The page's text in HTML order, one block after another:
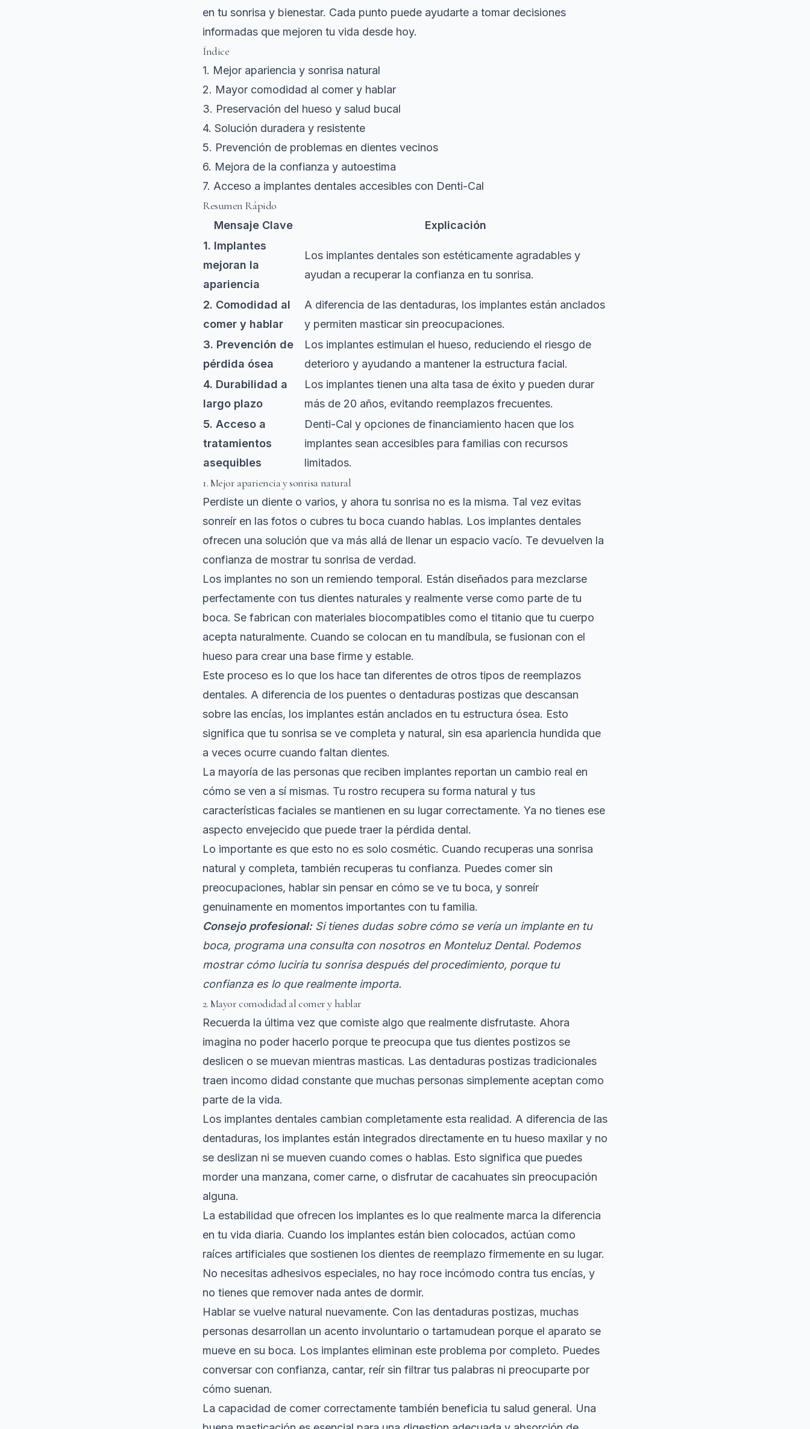
en tu sonrisa y bienestar. Cada punto puede ayudarte a tomar decisiones
informadas que mejoren tu vida desde hoy.
Índice
1. Mejor apariencia y sonrisa natural
2. Mayor comodidad al comer y hablar
3. Preservación del hueso y salud bucal
4. Solución duradera y resistente
5. Prevención de problemas en dientes vecinos
6. Mejora de la confianza y autoestima
7. Acceso a implantes dentales accesibles con Denti-Cal
Resumen Rápido
Mensaje Clave
Explicación
1. Implantes
mejoran la
apariencia
Los implantes dentales son estéticamente agradables y
ayudan a recuperar la confianza en tu sonrisa.
2. Comodidad al
comer y hablar
A diferencia de las dentaduras, los implantes están anclados
y permiten masticar sin preocupaciones.
3. Prevención de
pérdida ósea
Los implantes estimulan el hueso, reduciendo el riesgo de
deterioro y ayudando a mantener la estructura facial.
4. Durabilidad a
largo plazo
Los implantes tienen una alta tasa de éxito y pueden durar
más de 20 años, evitando reemplazos frecuentes.
5. Acceso a
tratamientos
asequibles
Denti-Cal y opciones de financiamiento hacen que los
implantes sean accesibles para familias con recursos
limitados.
1. Mejor apariencia y sonrisa natural
Perdiste un diente o varios, y ahora tu sonrisa no es la misma. Tal vez evitas
sonreír en las fotos o cubres tu boca cuando hablas. Los implantes dentales
ofrecen una solución que va más allá de llenar un espacio vacío. Te devuelven la
confianza de mostrar tu sonrisa de verdad.
Los implantes no son un remiendo temporal. Están diseñados para mezclarse
perfectamente con tus dientes naturales y realmente verse como parte de tu
boca. Se fabrican con materiales biocompatibles como el titanio que tu cuerpo
acepta naturalmente. Cuando se colocan en tu mandíbula, se fusionan con el
hueso para crear una base firme y estable.
Este proceso es lo que los hace tan diferentes de otros tipos de reemplazos
dentales. A diferencia de los puentes o dentaduras postizas que descansan
sobre las encías, los implantes están anclados en tu estructura ósea. Esto
significa que tu sonrisa se ve completa y natural, sin esa apariencia hundida que
a veces ocurre cuando faltan dientes.
La mayoría de las personas que reciben implantes reportan un cambio real en
cómo se ven a sí mismas. Tu rostro recupera su forma natural y tus
características faciales se mantienen en su lugar correctamente. Ya no tienes ese
aspecto envejecido que puede traer la pérdida dental.
Lo importante es que esto no es solo cosmétic. Cuando recuperas una sonrisa
natural y completa, también recuperas tu confianza. Puedes comer sin
preocupaciones, hablar sin pensar en cómo se ve tu boca, y sonreír
genuinamente en momentos importantes con tu familia.
Consejo profesional: Si tienes dudas sobre cómo se vería un implante en tu
boca, programa una consulta con nosotros en Monteluz Dental. Podemos
mostrar cómo luciría tu sonrisa después del procedimiento, porque tu
confianza es lo que realmente importa.
2. Mayor comodidad al comer y hablar
Recuerda la última vez que comiste algo que realmente disfrutaste. Ahora
imagina no poder hacerlo porque te preocupa que tus dientes postizos se
deslicen o se muevan mientras masticas. Las dentaduras postizas tradicionales
traen incomo didad constante que muchas personas simplemente aceptan como
parte de la vida.
Los implantes dentales cambian completamente esta realidad. A diferencia de las
dentaduras, los implantes están integrados directamente en tu hueso maxilar y no
se deslizan ni se mueven cuando comes o hablas. Esto significa que puedes
morder una manzana, comer carne, o disfrutar de cacahuates sin preocupación
alguna.
La estabilidad que ofrecen los implantes es lo que realmente marca la diferencia
en tu vida diaria. Cuando los implantes están bien colocados, actúan como
raíces artificiales que sostienen los dientes de reemplazo firmemente en su lugar.
No necesitas adhesivos especiales, no hay roce incómodo contra tus encías, y
no tienes que remover nada antes de dormir.
Hablar se vuelve natural nuevamente. Con las dentaduras postizas, muchas
personas desarrollan un acento involuntario o tartamudean porque el aparato se
mueve en su boca. Los implantes eliminan este problema por completo. Puedes
conversar con confianza, cantar, reír sin filtrar tus palabras ni preocuparte por
cómo suenan.
La capacidad de comer correctamente también beneficia tu salud general. Una